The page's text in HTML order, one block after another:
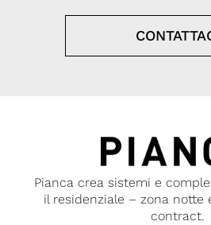
Pianca crea sistemi e
il residenziale – zona notte
contract.